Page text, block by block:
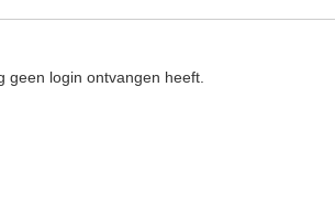
login ontvangen heeft.